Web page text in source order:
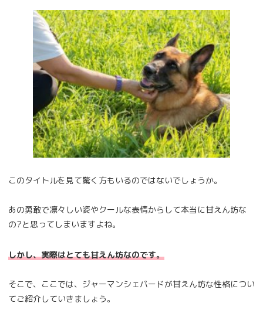
このタイトルを見て驚く方もいるのではないでしょうか。
あの勇敢で凛々しい姿やクールな表情からして本当に甘えん坊な
の?と思ってしまいますよね。
しかし、実際はとても甘えん坊なのです。
そこで、ここでは、ジャーマンシェパードが甘えん坊な性格につい
てご紹介していきましょう。